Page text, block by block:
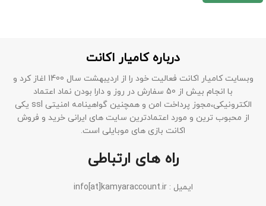
درباره کامیار اکانت
وبسایت کامیار اکانت فعالیت خود را از اردیبهشت سال 1400 اغاز کرد و
با انجام بیش از 50 سفارش در روز و دارا بودن نماد اعتماد
الکترونیکی،مجوز پرداخت امن و همچنین گواهینامه امنیتی ssl یکی
از محبوب ترین و مورد اعتمادترین سایت های ایرانی خرید و فروش
اکانت بازی های موبایلی است.
راه های ارتباطی
ایمیل : info[at]kamyaraccount.ir